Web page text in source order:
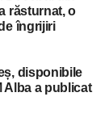
răsturnat, o
îngrijiri
disponibile
Alba a publicat